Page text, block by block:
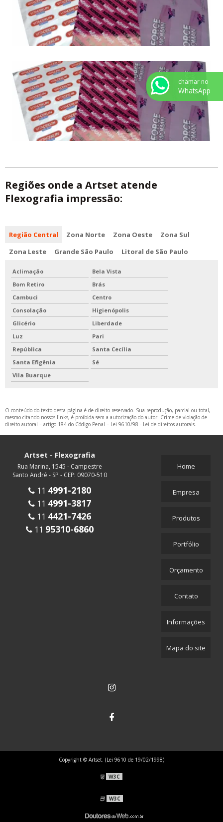
Regiões onde a Artset atende
Flexografia impressão:
Região Central Zona Norte Zona Oeste
Zona Sul
Zona Leste
Grande São Paulo Litoral de São Paulo
Aclimação
Bela Vista
Bom Retiro
Brás
Cambuci
Centro
Consolação
Higienópolis
Glicério
Liberdade
Luz
Pari
República
Santa Cecília
Santa Efigênia
Sé
Vila Buarque
O conteúdo do texto desta página é de direito reservado. Sua reprodução, parcial ou total,
mesmo citando nossos links, é proibida sem a autorização do autor. Crime de violação de
direito autoral – artigo 184 do Código Penal – Lei 9610/98 - Lei de direitos autorais.
Artset - Flexografia
Rua Marina, 1545 - Campestre
Santo André - SP - CEP: 09070-510
11 4991-2180
11 4991-3817
11 4421-7426
11 95310-6860
Home
Empresa
Produtos
Portfólio
Orçamento
Contato
Informações
Mapa do site
Copyright © Artset. (Lei 9610 de 19/02/1998)
W3C
W3C
chamar no
WhatsApp